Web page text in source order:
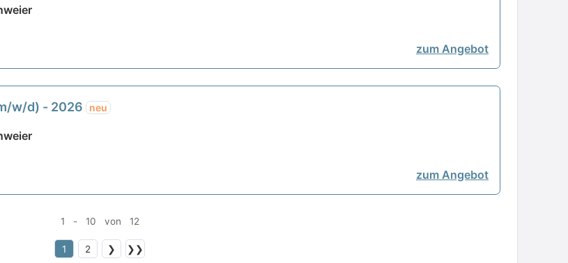
zum Angebot
w/d) - 2026 neu
zum Angebot
1 - 10 von 12
1 2 ❯ ❯❯